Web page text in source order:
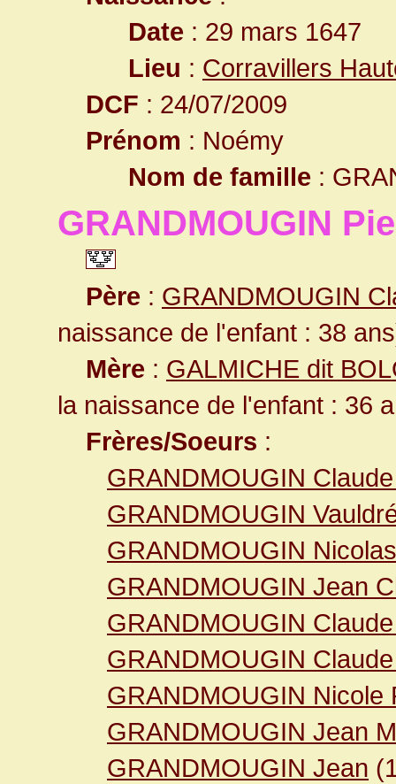
Date : 29 mars 1647
Lieu : Corravillers
DCF : 24/07/2009
Prénom : Noémy
Nom de famille :
GRANDMOUGIN
Père : GRANDMOUGIN
naissance de l'enfant : 38
Mère : GALMICHE dit
la naissance de l'enfant : 36
Frères/Soeurs :
GRANDMOUGIN
GRANDMOUGIN
GRANDMOUGIN Nicolas
GRANDMOUGIN Jean
GRANDMOUGIN
GRANDMOUGIN
GRANDMOUGIN Nicole
GRANDMOUGIN Jean
GRANDMOUGIN Jean